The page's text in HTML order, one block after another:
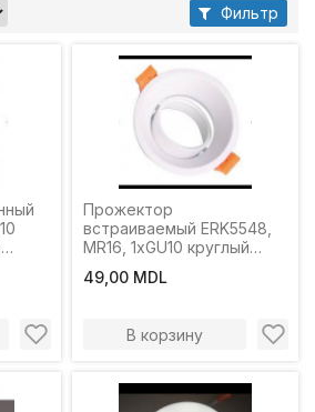
Фильтр
Прожектор
встраиваемый ERK5548,
MR16, 1xGU10 круглый
49,00 MDL
В корзину